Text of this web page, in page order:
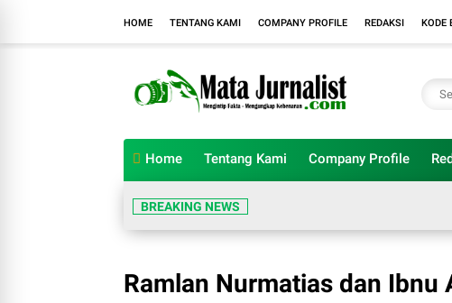
HOME TENTANG KAMI COMPANY PROFILE REDAKSI KODE
Home Tentang Kami Company Profile
BREAKING NEWS
Ramlan Nurmatias dan Ibnu